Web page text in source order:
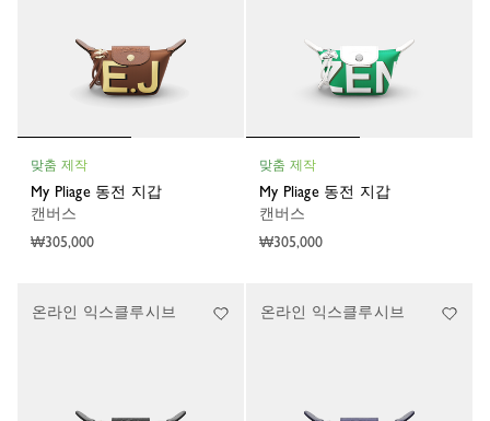
맞춤 제작
My Pliage 동전 지갑
캔버스
₩305,000
맞춤 제작
My Pliage 동전 지갑
캔버스
₩305,000
온라인 익스클루시브 온라인 익스클루시브